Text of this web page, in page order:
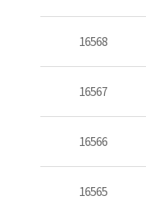
16568
16567
16566
16565